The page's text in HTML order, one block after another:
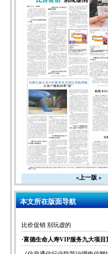
«上一版 »
本文所在版面导航
比价促销 别玩虚的